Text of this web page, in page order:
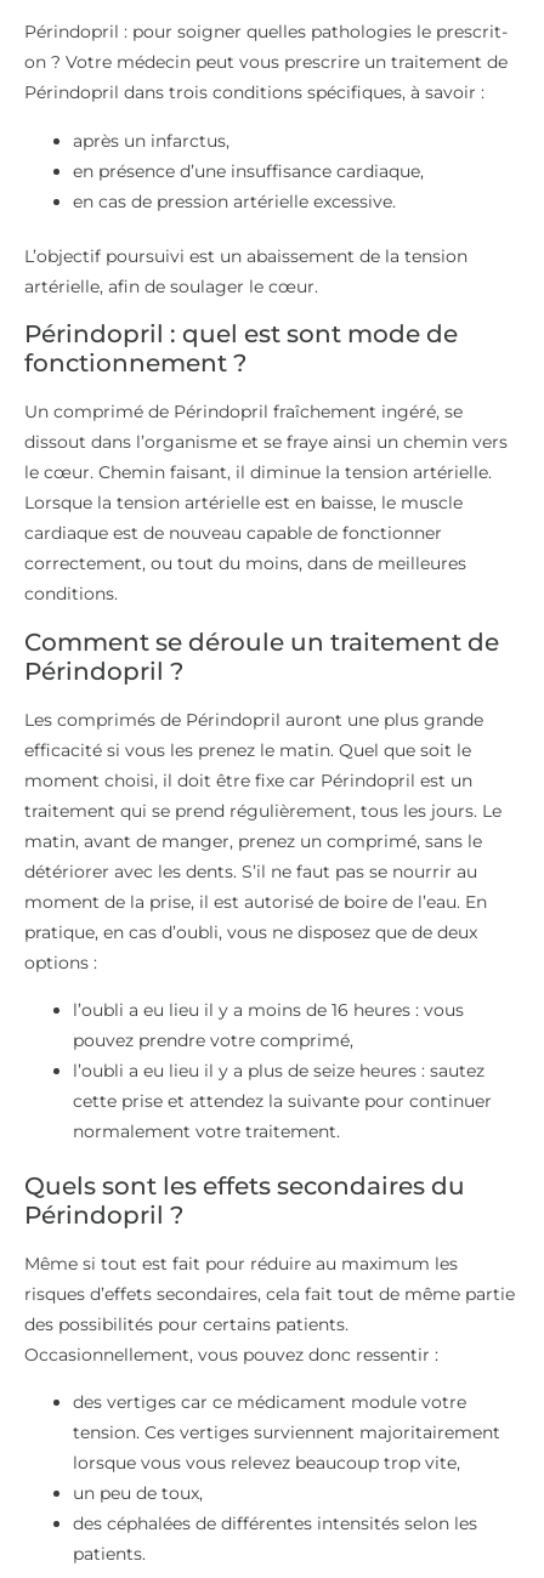
Périndopril : pour soigner quelles pathologies le prescrit-
on ? Votre médecin peut vous prescrire un traitement de
Périndopril dans trois conditions spécifiques, à savoir :
après un infarctus,
en présence d’une insuffisance cardiaque,
en cas de pression artérielle excessive.
L’objectif poursuivi est un abaissement de la tension
artérielle, afin de soulager le cœur.
Périndopril : quel est sont mode de
fonctionnement ?
Un comprimé de Périndopril fraîchement ingéré, se
dissout dans l’organisme et se fraye ainsi un chemin vers
le cœur. Chemin faisant, il diminue la tension artérielle.
Lorsque la tension artérielle est en baisse, le muscle
cardiaque est de nouveau capable de fonctionner
correctement, ou tout du moins, dans de meilleures
conditions.
Comment se déroule un traitement de
Périndopril ?
Les comprimés de Périndopril auront une plus grande
efficacité si vous les prenez le matin. Quel que soit le
moment choisi, il doit être fixe car Périndopril est un
traitement qui se prend régulièrement, tous les jours. Le
matin, avant de manger, prenez un comprimé, sans le
détériorer avec les dents. S’il ne faut pas se nourrir au
moment de la prise, il est autorisé de boire de l’eau. En
pratique, en cas d’oubli, vous ne disposez que de deux
options :
l’oubli a eu lieu il y a moins de 16 heures : vous
pouvez prendre votre comprimé,
l’oubli a eu lieu il y a plus de seize heures : sautez
cette prise et attendez la suivante pour continuer
normalement votre traitement.
Quels sont les effets secondaires du
Périndopril ?
Même si tout est fait pour réduire au maximum les
risques d’effets secondaires, cela fait tout de même partie
des possibilités pour certains patients.
Occasionnellement, vous pouvez donc ressentir :
des vertiges car ce médicament module votre
tension. Ces vertiges surviennent majoritairement
lorsque vous vous relevez beaucoup trop vite,
un peu de toux,
des céphalées de différentes intensités selon les
patients.